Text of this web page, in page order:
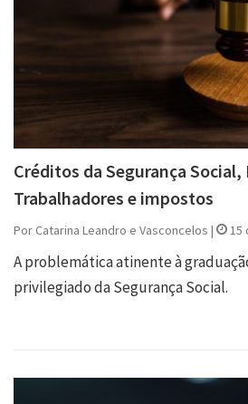
Créditos da Segurança Social,
Trabalhadores e impostos
Por Catarina Leandro e Vasconcelos | 15
A problemática atinente à
privilegiado da Segurança Social.